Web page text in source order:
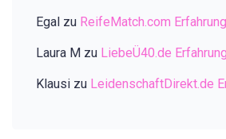
Egal zu ReifeMatch.com
Laura M zu LiebeÜ40.de
Klausi zu LeidenschaftDirekt.de